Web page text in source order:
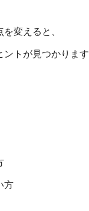
変えると、
トが見つかりま
方